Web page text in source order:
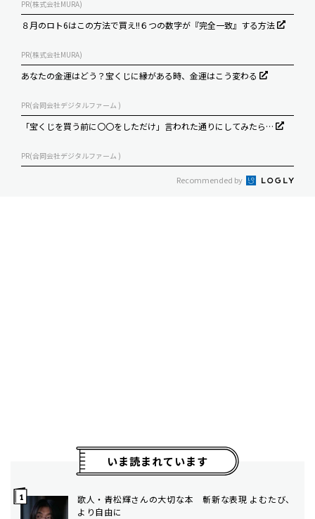
PR(株式会社MURA)
８月のロト6はこの方法で買え!!６つの数字が『完全一致』する方法
PR(株式会社MURA)
あなたの金運はどう？宝くじに縁がある時、金運はこう変わる
PR(合同会社デジタルファーム )
「宝くじを買う前に〇〇をしただけ」言われた通りにしてみたら…
PR(合同会社デジタルファーム )
Recommended by
いま読まれています
歌人・青松輝さんの大切な本 斬新な表現 よむたび、
より自由に